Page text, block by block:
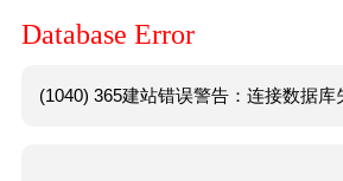
Database Error
(1040) 365建站错误警告：连接数据